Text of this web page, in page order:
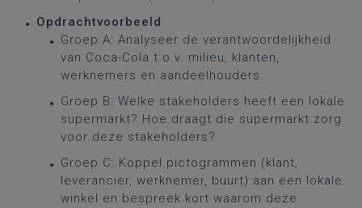
Opdrachtvoorbeeld:
Groep A: Analyseer de verantwoordelijkheid
van Coca-Cola t.o.v. milieu, klanten,
werknemers en aandeelhouders.
Groep B: Welke stakeholders heeft een lokale
supermarkt? Hoe draagt die supermarkt zorg
voor deze stakeholders?
Groep C: Koppel pictogrammen (klant,
leverancier, werknemer, buurt) aan een lokale
winkel en bespreek kort waarom deze